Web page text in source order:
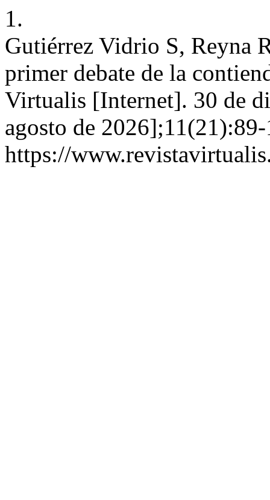
1.
Gutiérrez Vidrio S, Reyna
primer debate de la
Virtualis [Internet]. 30 de
agosto de
https://